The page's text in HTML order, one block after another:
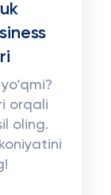
orqali
oling.